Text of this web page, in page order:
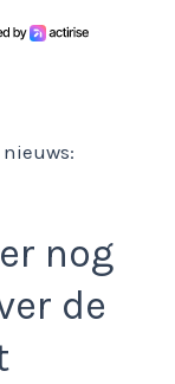
nog
de